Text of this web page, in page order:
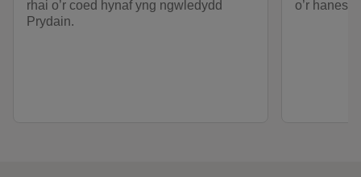
rhai o’r coed hynaf yng ngwledydd
Prydain.
o’r